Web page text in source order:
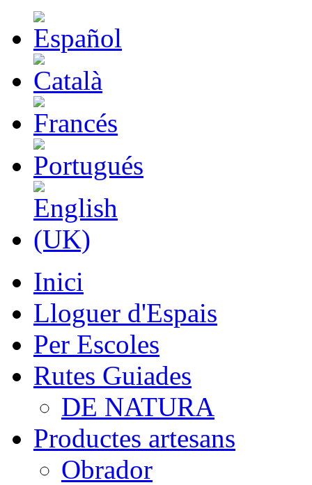
Inici
Lloguer d'Espais
Per Escoles
Rutes Guiades
DE NATURA
Productes artesans
Obrador